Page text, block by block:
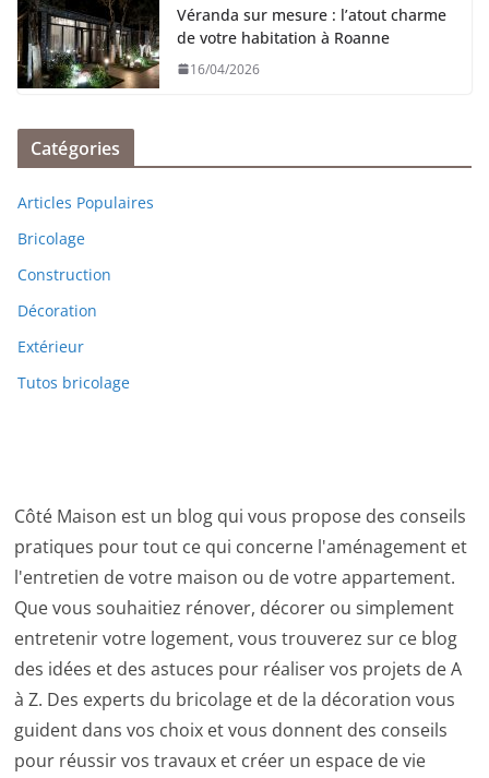
Véranda sur mesure : l’atout charme
de votre habitation à Roanne
16/04/2026
Catégories
Articles Populaires
Bricolage
Construction
Décoration
Extérieur
Tutos bricolage
Côté Maison est un blog qui vous propose des conseils
pratiques pour tout ce qui concerne l'aménagement et
l'entretien de votre maison ou de votre appartement.
Que vous souhaitiez rénover, décorer ou simplement
entretenir votre logement, vous trouverez sur ce blog
des idées et des astuces pour réaliser vos projets de A
à Z. Des experts du bricolage et de la décoration vous
guident dans vos choix et vous donnent des conseils
pour réussir vos travaux et créer un espace de vie